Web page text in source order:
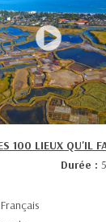
100 LIEUX QU'IL
Durée :
Français